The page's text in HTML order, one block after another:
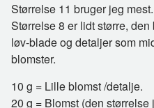
Størrelse 11 bruger jeg mest.
Størrelse 8 er lidt større,
løv-blade og detaljer som
blomster.
10 g = Lille blomst /detalje.
20 g = Blomst (den størrelse